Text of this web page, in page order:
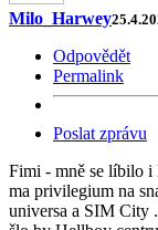
Milo_Harwey
Odpovědět
Permalink
Poslat zprávu
Fimi - mně se líbilo i
ma privilegium na
universa a SIM City